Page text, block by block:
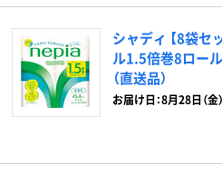
シャディ 【8袋セ
ル1.5倍巻8ロー
（直送品）
お届け日：8月28日（金